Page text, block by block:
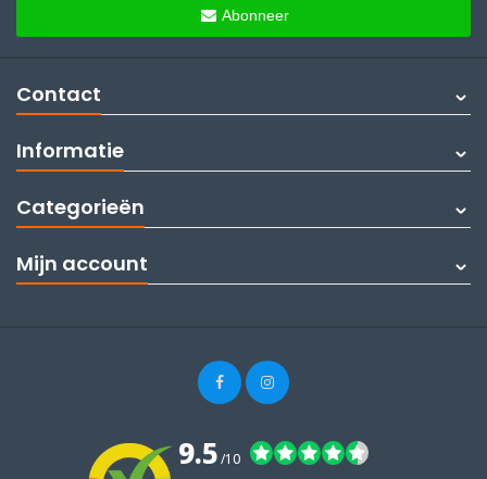
Abonneer
Contact
Informatie
Categorieën
Mijn account
9.5/10